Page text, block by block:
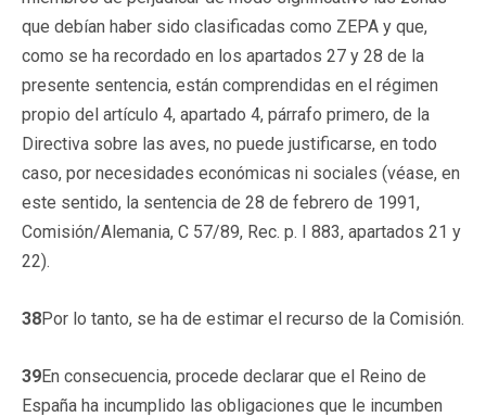
que debían haber sido clasificadas como ZEPA y que,
como se ha recordado en los apartados 27 y 28 de la
presente sentencia, están comprendidas en el régimen
propio del artículo 4, apartado 4, párrafo primero, de la
Directiva sobre las aves, no puede justificarse, en todo
caso, por necesidades económicas ni sociales (véase, en
este sentido, la sentencia de 28 de febrero de 1991,
Comisión/Alemania, C 57/89, Rec. p. I 883, apartados 21 y
22).
38Por lo tanto, se ha de estimar el recurso de la Comisión.
39En consecuencia, procede declarar que el Reino de
España ha incumplido las obligaciones que le incumben